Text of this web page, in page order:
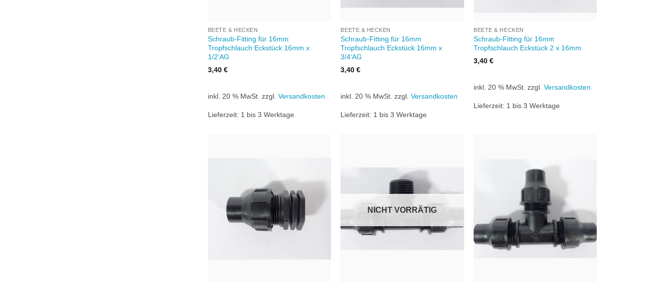
BEETE & HECKEN
Schraub-Fitting für 16mm
Tropfschlauch Eckstück 16mm x
1/2’AG
3,40 €
inkl. 20 % MwSt. zzgl. Versandkosten
Lieferzeit: 1 bis 3 Werktage
BEETE & HECKEN
Schraub-Fitting für 16mm
Tropfschlauch Eckstück 16mm x
3/4’AG
3,40€
inkl. 20 % MwSt. zzgl.Versandkosten
Lieferzeit: 1 bis 3 Werktage
BEETE & HECKEN
Schraub-Fitting für 16mm
Tropfschlauch Eckstück 2 x 16mm
3,40€
inkl. 20 % MwSt. zzgl.Versandkosten
Lieferzeit: 1 bis 3 Werktage
NICHT VORRÄTIG